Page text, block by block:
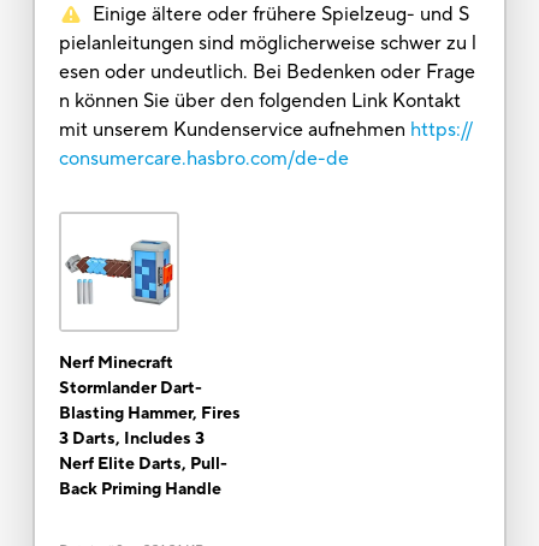
Einige ältere oder frühere Spielzeug- und S
pielanleitungen sind möglicherweise schwer zu l
esen oder undeutlich. Bei Bedenken oder Frage
n können Sie über den folgenden Link Kontakt
mit unserem Kundenservice aufnehmen https://
consumercare.hasbro.com/de-de
Nerf Minecraft
Stormlander Dart-
Blasting Hammer, Fires
3 Darts, Includes 3
Nerf Elite Darts, Pull-
Back Priming Handle